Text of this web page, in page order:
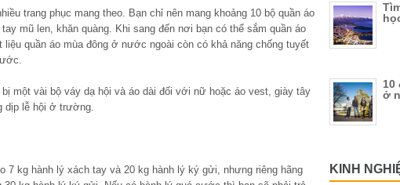
trang phục mang theo. Bạn chỉ nên mang khoảng 10 bộ quần áo
mũ len, khăn quàng. Khi sang đến nơi bạn có thể sắm quần áo
quần áo mùa đông ở nước ngoài còn có khả năng chống tuyết
bị một vài bộ váy dạ hội và áo dài đối với nữ hoặc áo vest, giày tây
dịp lễ hội ở trường.
7 kg hành lý xách tay và 20 kg hành lý ký gửi, nhưng riêng hãng
10
ở
KINH